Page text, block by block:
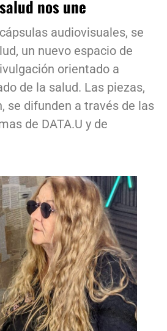
nos une
audiovisuales, se
un nuevo espacio de
orientado a
de la salud. Las piezas,
se difunden a través de las
de DATA.U y de